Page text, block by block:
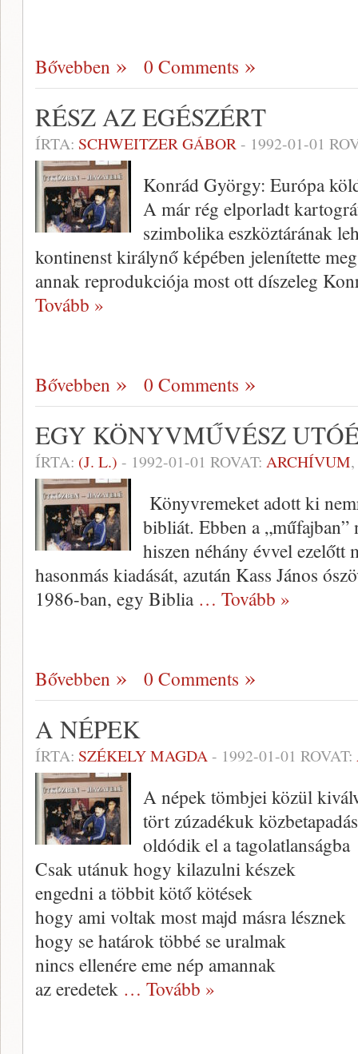
Bővebben 0 Comments
RÉSZ AZ EGÉSZÉRT
ÍRTA: SCHWEITZER GÁBOR- 1992-01-01
Konrád György: Európa
A már rég elporladt
szimbolika eszköztárának
kontinenst ki­rálynő képében jelenítette
annak reprodukciója most ott díszeleg
Tovább »
Bővebben 0 Comments
EGY KÖNYVMŰVÉSZ
ÍRTA: (J. L.) - 1992-01-01 ROVAT: ARCHÍVUM,
Könyvremeket adott ki
bibliát. Ebben a „műfajban”
hiszen néhány évvel ezelőtt
hasonmás kiadá­sát, azután Kass János
1986-ban, egy Bib­lia … Tovább »
Bővebben 0 Comments
A NÉPEK
ÍRTA: SZÉKELY MAGDA- 1992-01-01 ROVAT:
A népek tömbjei közül
tört zúzadékuk
oldódik el a tagolatlanságba
Csak utánuk hogy kilazulni készek
engedni a többit kötő kötések
hogy ami voltak most majd másra lésznek
hogy se határok többé se uralmak
nincs ellenére eme nép amannak
az eredetek … Tovább »